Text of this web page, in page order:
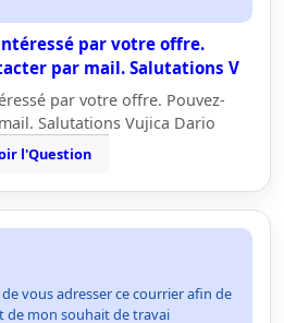
par votre offre.
par mail. Salutations V
par votre offre. Pouvez-
Salutations Vujica Dario
l'Question
vous adresser ce courrier afin de
de mon souhait de travai